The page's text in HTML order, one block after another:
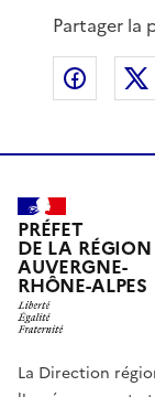
Partager la
PRÉFET
DE LA RÉGION
AUVERGNE-
RHÔNE-ALPES
La Direction